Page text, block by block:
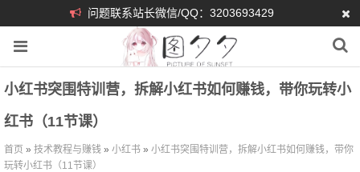
问题联系站长微信/QQ：3203693429
小红书突围特训营，拆解小红书如何赚钱，带你玩转小
红书（11节课）
首页 » 技术教程与赚钱 » 小红书 » 小红书突围特训营，拆解小红书如何赚钱，带你
玩转小红书（11节课）